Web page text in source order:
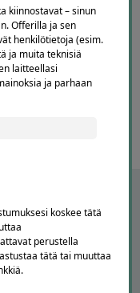
7 / 60
kiinnostavat – sinun
Offerilla ja sen
henkilötietoja (esim.
ja muita teknisiä
laitteellasi
ja parhaan
koskee tätä
perustella
tätä tai muuttaa